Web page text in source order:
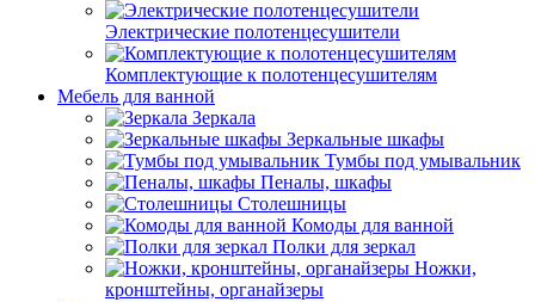
Электрические полотенцесушители
Комплектующие к полотенцесушителям
Мебель для ванной
Зеркала
Зеркальные шкафы
Тумбы под умывальник
Пеналы, шкафы
Столешницы
Комоды для ванной
Полки для зеркал
Ножки,
кронштейны, органайзеры